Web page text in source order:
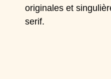
originales et
serif.